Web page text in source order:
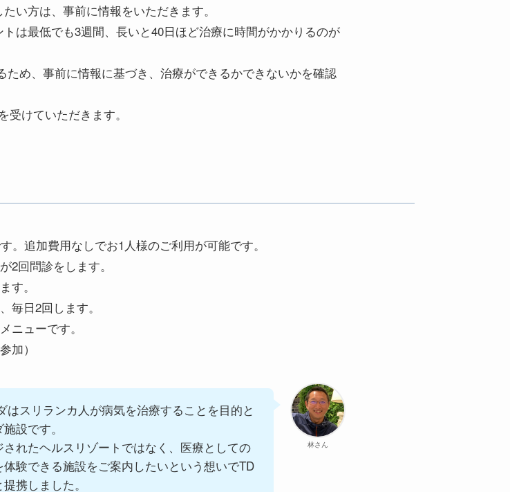
い方は、事前に情報をいただきます。
は最低でも3週間、長いと40日ほど治療に時間がかかりるのが
め、事前に情報に基づき、治療ができるかできないかを確認
けていただきます。
追加費用なしでお1人様のご利用が可能です。
2回問診をします。
す。
毎日2回します。
ニューです。
加）
林さん
はスリランカ人が病気を治療することを目的と
設です。
れたヘルスリゾートではなく、医療としての
験できる施設をご案内したいという想いでTD
携しました。